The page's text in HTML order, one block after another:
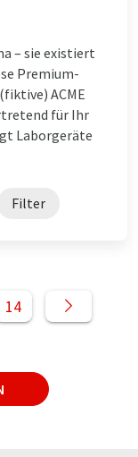
– sie existiert
Premium-
ACME
für Ihr
Laborgeräte
Filter
14